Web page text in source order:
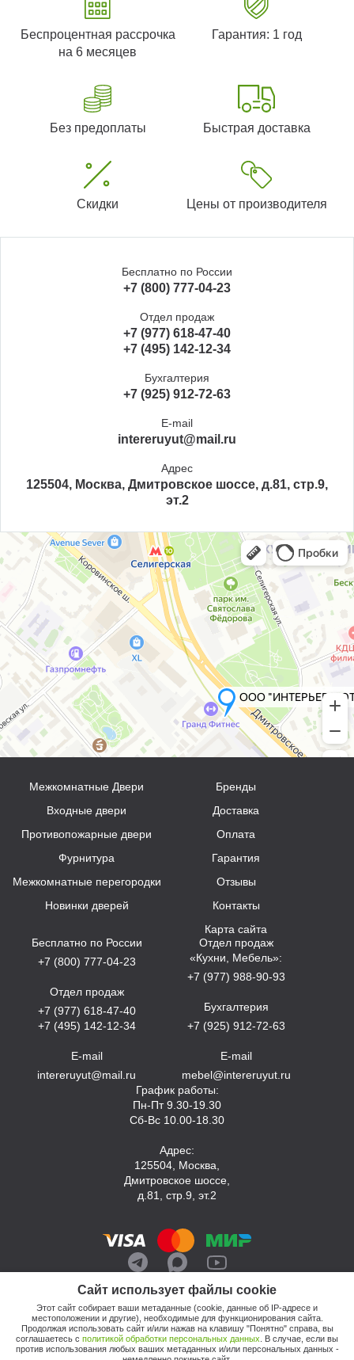
Беспроцентная рассрочка
на 6 месяцев
Гарантия: 1 год
Без предоплаты Быстрая доставка
Скидки Цены от производителя
Бесплатно по России
+7 (800) 777-04-23
Отдел продаж
+7 (977) 618-47-40
+7 (495) 142-12-34
Бухгалтерия
+7 (925) 912-72-63
E-mail
intereruyut@mail.ru
Адрес
125504, Москва, Дмитровское шоссе, д.81, стр.9,
эт.2
Сайт использует файлы cookie
Этот сайт собирает ваши метаданные (cookie, данные об IP-адресе и
местоположении и другие), необходимые для функционирования сайта.
Продолжая использовать сайт и/или нажав на клавишу "Понятно" справа, вы
соглашаетесь с политикой обработки персональных данных . В случае, если вы
против использования любых ваших метаданных и/или персональных данных -
Межкомнатные Двери
Входные двери
Противопожарные двери
Фурнитура
Межкомнатные перегородки
Новинки дверей
Бренды
Доставка
Оплата
Гарантия
Отзывы
Контакты
Карта сайта
Бесплатно по России
+7 (800) 777-04-23
Отдел продаж
+7 (977) 618-47-40
+7 (495) 142-12-34
E-mail
intereruyut@mail.ru
Отдел продаж
«Кухни, Мебель»:
+7 (977) 988-90-93
Бухгалтерия
+7 (925) 912-72-63
E-mail
mebel@intereruyut.ru
График работы:
Пн-Пт 9.30-19.30
Сб-Вс 10.00-18.30
Адрес:
125504, Москва,
Дмитровское шоссе,
д.81, стр.9, эт.2
© 2026, Компания «Интерьер Уют»